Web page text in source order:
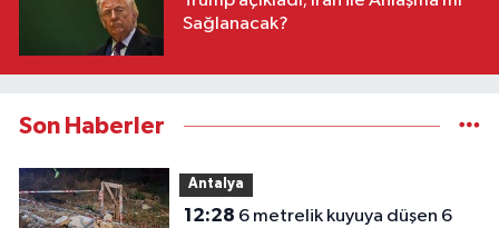
Sağlanacak?
Son Haberler
Antalya
12:28